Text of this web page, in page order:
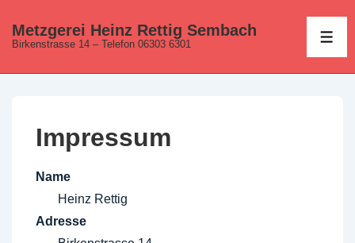
ZumMetzgerei Heinz Rettig Sembach
Birkenstrasse 14 – Telefon 06303 6301
Impressum
Name
Heinz Rettig
Adresse